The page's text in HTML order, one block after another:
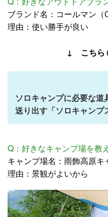
ブランド名：コールマン（
理由：使い勝手が良い
↓ こちら
ソロキャンプに必要な
送り出す「ソロキャンプ
Q：好きなキャンプ場を教
キャンプ場名：雨飾高原キ
理由：景観がよいから